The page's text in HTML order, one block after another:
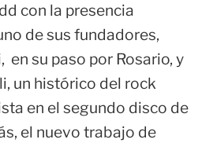
con la presencia
de sus fundadores,
en su paso por Rosario, y
un histórico del rock
en el segundo disco de
el nuevo trabajo de